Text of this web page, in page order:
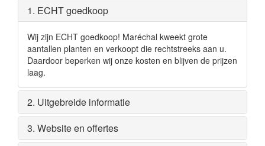
1. ECHT goedkoop
Wij zijn ECHT goedkoop! Maréchal kweekt grote
aantallen planten en verkoopt die rechtstreeks aan u.
Daardoor beperken wij onze kosten en blijven de prijzen
laag.
2. Uitgebreide informatie
3. Website en offertes